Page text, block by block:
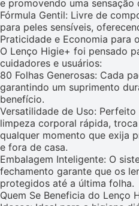
e promovendo uma sensação
Fórmula Gentil: Livre de
para peles sensíveis,
Praticidade e Economia para
O Lenço Higie+ foi pensado
cuidadores e usuários:
80 Folhas Generosas: Cada
garantindo um suprimento
benefício.
Versatilidade de Uso:
limpeza corporal rápida,
qualquer momento que exija
e fora de casa.
Embalagem Inteligente: O
fechamento garante que os
protegidos até a última folha.
Quem Se Beneficia do Lenço